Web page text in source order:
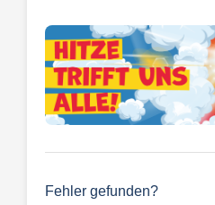
Fehler gefunden?